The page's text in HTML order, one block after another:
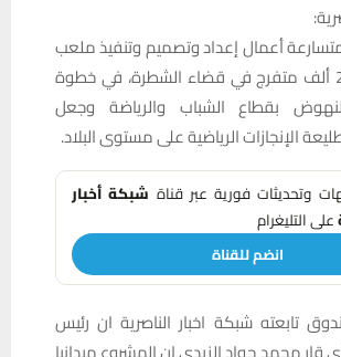
أعمال إعداد وتصميم وتنفيذ ملعب
حديث بسعة 25 ألف متفرج في قضاء الشطرة، في خطوة
بقطاع الشباب والرياضة وجعل
الإنجازات الرياضية على مستوى البلاد.
وتحديثات فورية عبر قناة شبكة أخبار
على التليغرام
انضم للقناة
تابعته شبكة اخبار الناصرية ان رئيس